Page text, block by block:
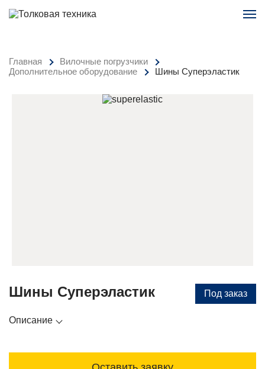
Главная
Вилочные погрузчики
Дополнительное оборудование
Шины Суперэластик
Под заказ
Шины Суперэластик
Описание